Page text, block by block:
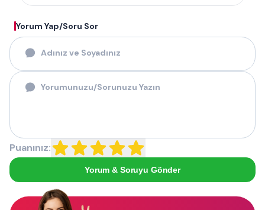
Yorum Yap/Soru Sor
Puanınız:
Yorum & Soruyu Gönder